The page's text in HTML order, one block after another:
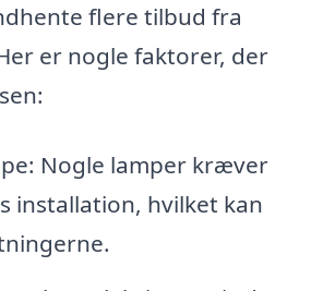
flere tilbud fra
er nogle faktorer, der
Nogle lamper kræver
installation, hvilket kan